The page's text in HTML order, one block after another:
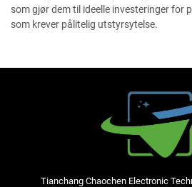
som gjør dem til ideelle investeringer for
som krever pålitelig utstyrsytelse.
Tianchang Chaochen Electronic